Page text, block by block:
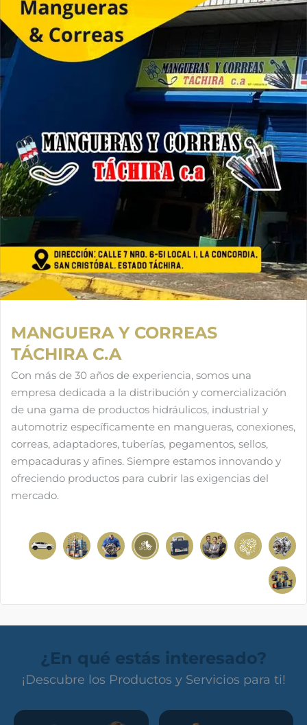
MANGUERA Y CORREAS
TÁCHIRA C.A
Con más de 30 años de experiencia, somos una
empresa dedicada a la distribución y comercialización
de una gama de productos hidráulicos, industrial y
automotriz específicamente en mangueras, conexiones,
correas, adaptadores, tuberías, pegamentos, sellos,
empacaduras y afines. Siempre estamos innovando y
ofreciendo productos para cubrir las exigencias del
mercado.
¿En qué estás interesado?
¡Descubre los Productos y Servicios para ti!